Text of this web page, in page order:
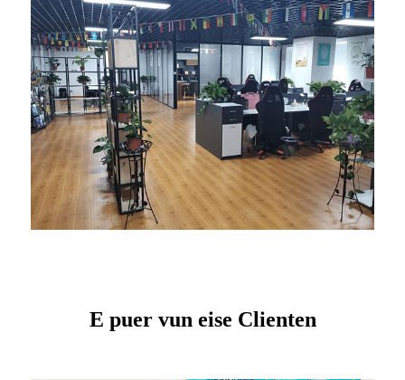
E puer vun eise Clienten